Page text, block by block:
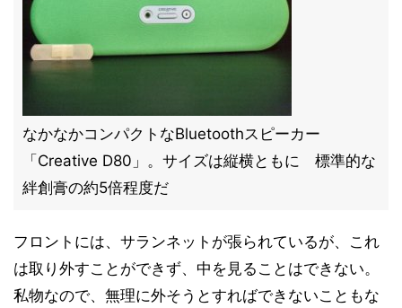
なかなかコンパクトなBluetoothスピーカー
「Creative D80」。サイズは縦横ともに 標準的な
絆創膏の約5倍程度だ
フロントには、サランネットが張られているが、これ
は取り外すことができず、中を見ることはできない。
私物なので、無理に外そうとすればできないこともな